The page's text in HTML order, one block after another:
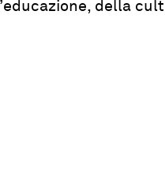
educazione, della